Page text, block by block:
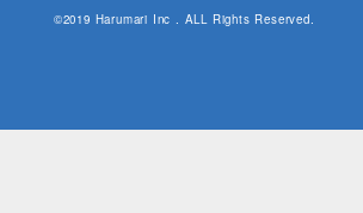
©2019 Harumari Inc . ALL Rights Reserved.